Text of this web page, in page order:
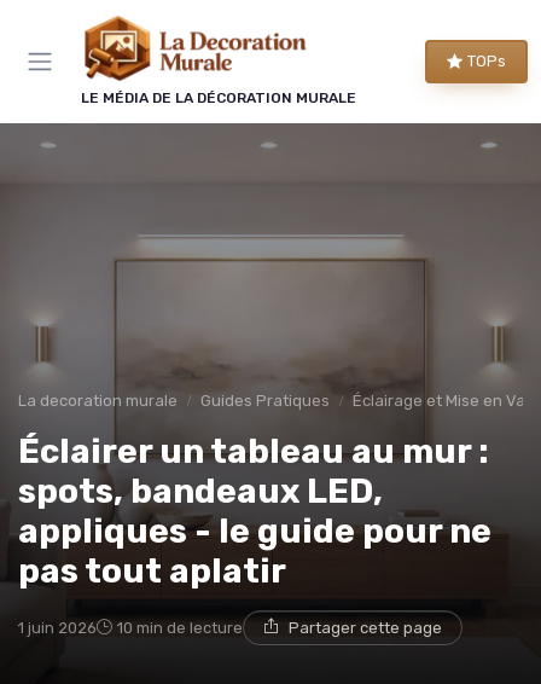
LE MÉDIA DE LA DÉCORATION MURALE
TOPs
La decoration murale Guides Pratiques Éclairage et Mise en
Éclairer un tableau au mur :
spots, bandeaux LED,
appliques - le guide pour ne
pas tout aplatir
1 juin 2026 10 min de lecture Partager cette page
Panneau de gestion des cookies